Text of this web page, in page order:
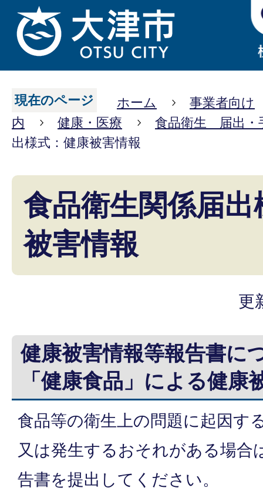
現在のページ ホーム
事業者向け
内
健康・医療
食品衛生 届出・
出様式：健康被害情報
食品衛生関係届出
被害情報
更
健康被害情報等報告書に
「健康食品」による健康
食品等の衛生上の問題に起因す
又は発生するおそれがある場合
告書を提出してください。